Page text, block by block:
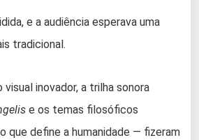
e a audiência esperava uma
tradicional.
inovador, a trilha sonora
e os temas filosóficos
que define a humanidade — fizeram